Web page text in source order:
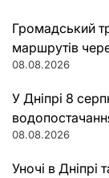
Громадський
маршрутів
08.08.2026
У Дніпрі 8
08.08.2026
Уночі в Дніпрі